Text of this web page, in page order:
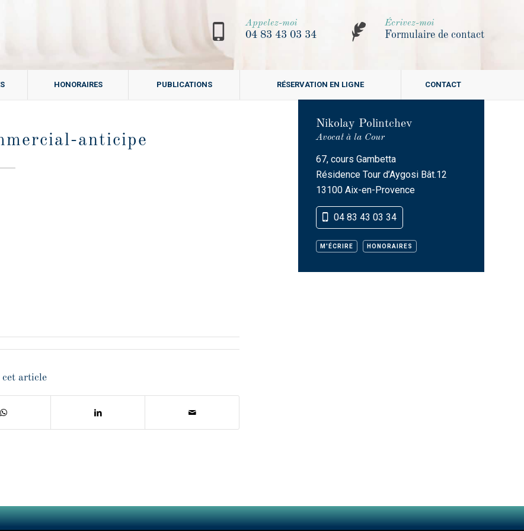
Appelez-moi
04 83 43 03 34
Écrivez-moi
Formulaire de contact
HONORAIRES PUBLICATIONS RÉSERVATION EN LIGNE CONTACT
anticipe
cet article
Nikolay Polintchev
Avocat à la Cour
67, cours Gambetta
Résidence Tour d’Aygosi Bât.12
13100 Aix-en-Provence
04 83 43 03 34
M'ÉCRIRE HONORAIRES